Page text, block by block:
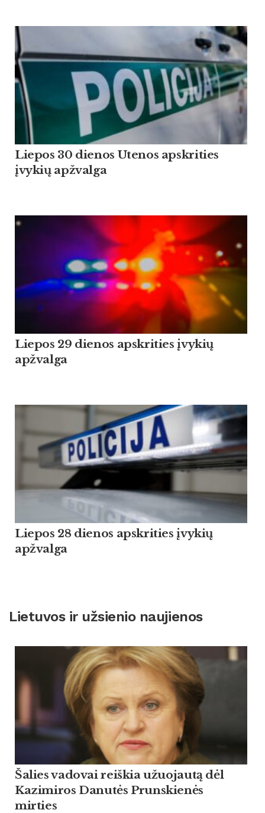
Liepos 30 dienos Utenos apskrities
įvykių apžvalga
Liepos 29 dienos apskrities įvykių
apžvalga
Liepos 28 dienos apskrities įvykių
apžvalga
Lietuvos ir užsienio naujienos
Šalies vadovai reiškia užuojautą dėl
Kazimiros Danutės Prunskienės
mirties